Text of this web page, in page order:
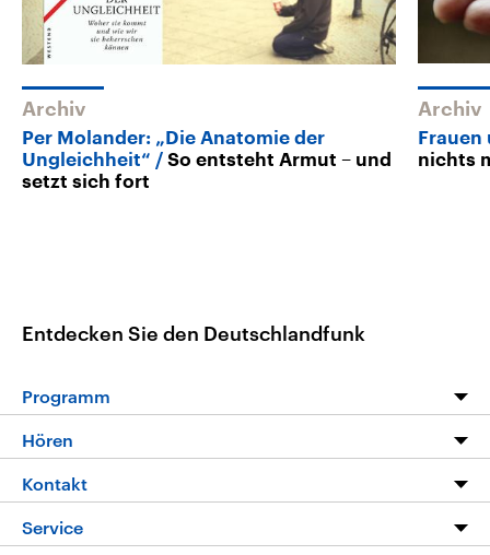
Archiv
Per Molander: „Die Anatomie der
Ungleichheit“
So entsteht Armut – und
setzt sich fort
Archiv
nichts
Entdecken Sie den Deutschlandfunk
Programm
Programm
Die Nachrichten
Nachrichtenleicht
Hören
Livestream
Podcasts
Kontakt
Hörerservice
Service